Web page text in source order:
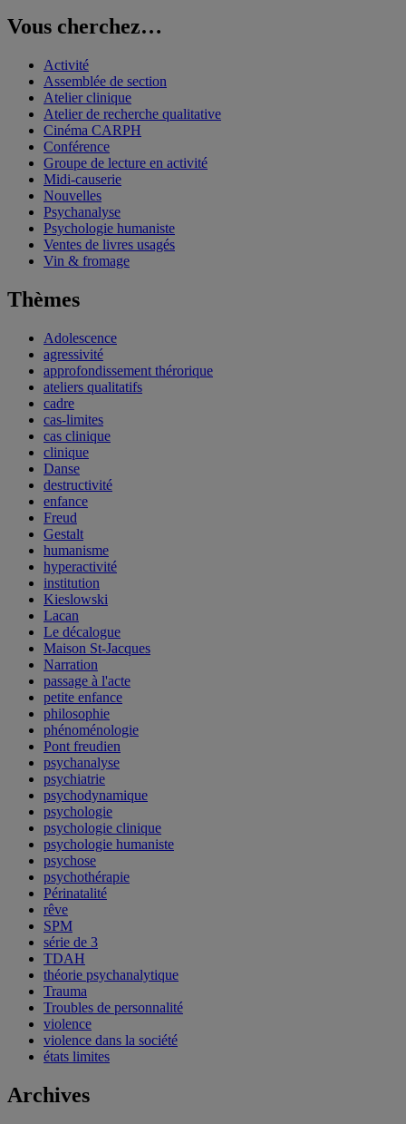
Vous cherchez…
Activité
Assemblée de section
Atelier clinique
Atelier de recherche qualitative
Cinéma CARPH
Conférence
Groupe de lecture en activité
Midi-causerie
Nouvelles
Psychanalyse
Psychologie humaniste
Ventes de livres usagés
Vin & fromage
Thèmes
Adolescence
agressivité
approfondissement thérorique
ateliers qualitatifs
cadre
cas-limites
cas clinique
clinique
Danse
destructivité
enfance
Freud
Gestalt
humanisme
hyperactivité
institution
Kieslowski
Lacan
Le décalogue
Maison St-Jacques
Narration
passage à l'acte
petite enfance
philosophie
phénoménologie
Pont freudien
psychanalyse
psychiatrie
psychodynamique
psychologie
psychologie clinique
psychologie humaniste
psychose
psychothérapie
Périnatalité
rêve
SPM
série de 3
TDAH
théorie psychanalytique
Trauma
Troubles de personnalité
violence
violence dans la société
états limites
Archives